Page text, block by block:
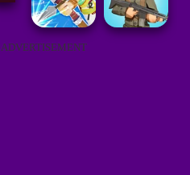
ADVERTISEMENT